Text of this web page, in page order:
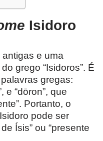
Isidoro
e uma
grego “Isidoros”. É
gregas:
e “dōron”, que
Portanto, o
pode ser
Ísis” ou “presente